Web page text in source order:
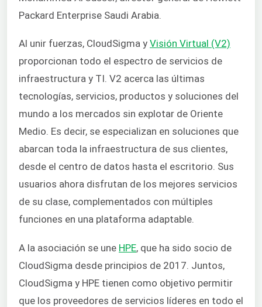
Packard Enterprise Saudi Arabia.
Al unir fuerzas, CloudSigma y Visión Virtual (V2)
proporcionan todo el espectro de servicios de
infraestructura y TI. V2 acerca las últimas
tecnologías, servicios, productos y soluciones del
mundo a los mercados sin explotar de Oriente
Medio. Es decir, se especializan en soluciones que
abarcan toda la infraestructura de sus clientes,
desde el centro de datos hasta el escritorio. Sus
usuarios ahora disfrutan de los mejores servicios
de su clase, complementados con múltiples
funciones en una plataforma adaptable.
A la asociación se une HPE, que ha sido socio de
CloudSigma desde principios de 2017. Juntos,
CloudSigma y HPE tienen como objetivo permitir
que los proveedores de servicios líderes en todo el